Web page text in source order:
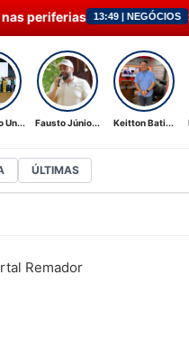
| NEGÓCIOS Sebrae recebe
Un... Fausto Júnio... Keitton Bati...
ÚLTIMAS